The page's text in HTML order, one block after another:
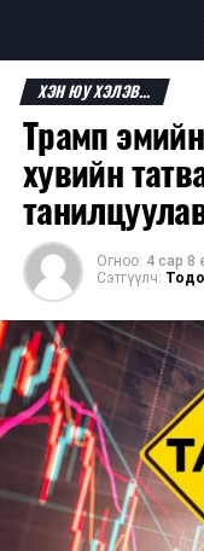
ХЭН ЮУ ХЭЛЭВ...
Трамп
хувийн
Огноо: 4 сар 8
Сэтгүүлч: